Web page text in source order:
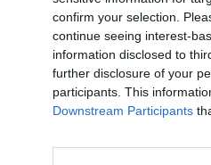
confirm your selection.
continue seeing interest-
information disclosed to
further disclosure of your
participants. This
Downstream Participants